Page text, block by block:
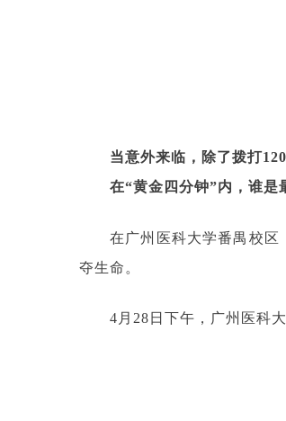
当意外来临，除了拨打120
在“黄金四分钟”内， 谁是
在广州医科大学番禺校区
夺生命。
4月28日下午，广州医科